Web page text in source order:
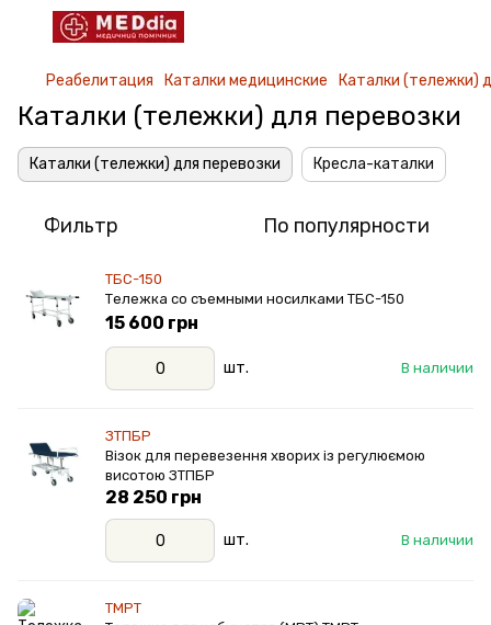
Реабелитация Каталки медицинские Каталки (тележки)
Каталки (тележки) для перевозки
Каталки (тележки) для перевозки Кресла-каталки
Фильтр По популярности
ТБС-150
Тележка со съемными носилками ТБС-150
В наличии
15 600 грн
шт.
ЗТПБР
Візок для перевезення хворих із регулюємою
висотою ЗТПБР
В наличии
28 250 грн
шт.
ТМРТ